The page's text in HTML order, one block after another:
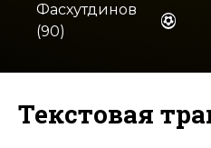
Фасхутдинов
(90)
Текстовая